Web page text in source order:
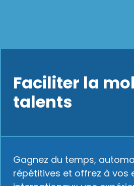
Faciliter la
talents
Gagnez du temps,
répétitives et offrez à vos